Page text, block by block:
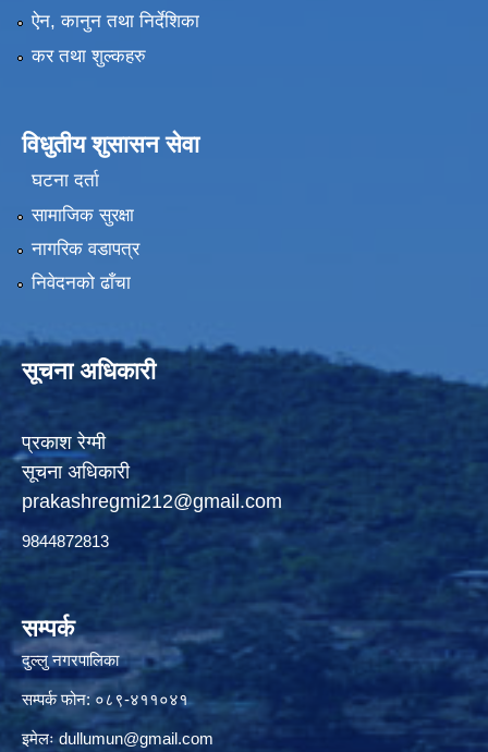
ऐन, कानुन तथा निर्देशिका
कर तथा शुल्कहरु
विधुतीय शुसासन सेवा
घटना दर्ता
सामाजिक सुरक्षा
नागरिक वडापत्र
निवेदनको ढाँचा
सूचना अधिकारी
प्रकाश रेग्मी
सूचना अधिकारी
prakashregmi212@gmail.com
9844872813
सम्पर्क
दुल्लु नगरपालिका
सम्पर्क फोन: ०८९-४११०४१
इमेलःdullumun@gmail.com